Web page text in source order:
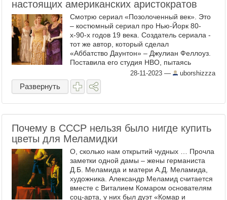
настоящих американских аристократов
Смотрю сериал «Позолоченный век». Это
– костюмный сериал про Нью-Йорк 80-
х-90-х годов 19 века. Создатель сериала -
тот же автор, который сделал
«Аббатство Даунтон» – Джулиан Феллоуз.
Поставила его студия HBO, пытаясь
повторить успех сериала «Бриджертоны» в
рамках борьбы с Netflix . ...
28-11-2023 — uborshizzza
Развернуть
Почему в СССР нельзя было нигде купить
цветы для Меламидки
О, сколько нам открытий чудных … Прочла
заметки одной дамы – жены германиста
Д.Б. Меламида и матери А.Д. Меламида,
художника. Александр Меламид считается
вместе с Виталием Комаром основателям
соц-арта, у них был дуэт «Комар и